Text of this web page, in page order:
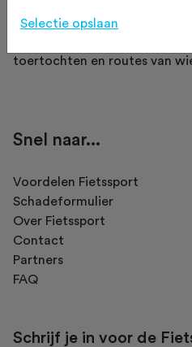
toertochten en routes van
Snel naar...
Voordelen Fietssport
Schadeformulier
Over Fietssport
Contact
Partners
FAQ
Schrijf je in voor de
Selectie opslaan